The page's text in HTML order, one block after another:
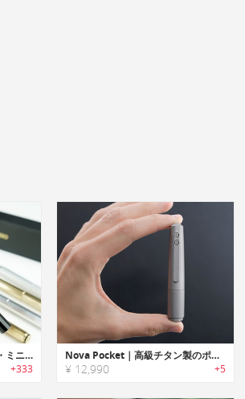
XS Pocket｜ポケットサイズ・ミニマルデザイン万年筆「XSポケット」
+333
Nova Pocket｜高級チタン製のポケットサイズペン
¥ 12,990 +5